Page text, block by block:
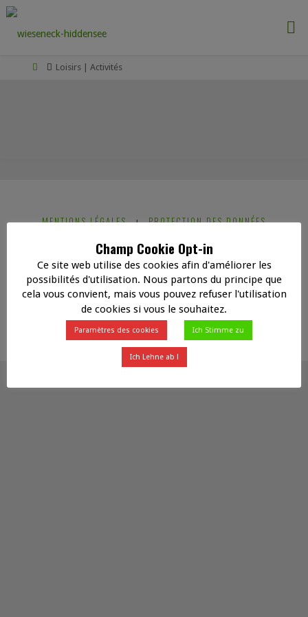
Passer
au
contenu
AccueilLoisirs | Activités
MENTIONS LÉGALES | PROTECTION DES DONNÉES
©2020 wieseneck-hiddensee
Propulsé parFluides& WordPress.
Champ Cookie Opt-in
Ce site web utilise des cookies afin d'améliorer les
possibilités d'utilisation. Nous partons du principe que
cela vous convient, mais vous pouvez refuser l'utilisation
de cookies si vous le souhaitez.
Paramètres des cookies Ich Stimme zu
Ich Lehne ab !